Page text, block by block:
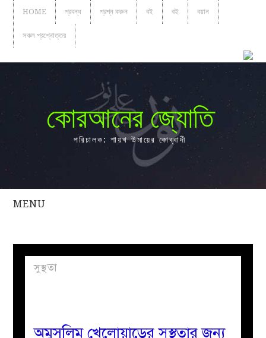
HOME প্রবন্ধ প্রশ্ন করুন বই বই বয়ান
সকল প্রশ্নোত্তর
কোরআনের জ্যোতি
পরিচালক: শায়খ উমায়ের কোব্বাদী
MENU
সকল
প্রবন্ধ
সুস্থতা
অমুসলিম খেলোয়াড়ের সুস্থতার জন্য